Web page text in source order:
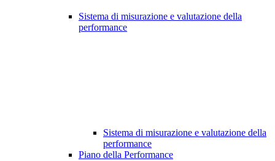
Sistema di misurazione e valutazione della
performance
Sistema di misurazione e valutazione della
performance
Piano della Performance